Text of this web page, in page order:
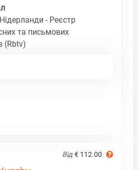
- Реєстр
та письмових
(Rbtv)
Від € 112.00